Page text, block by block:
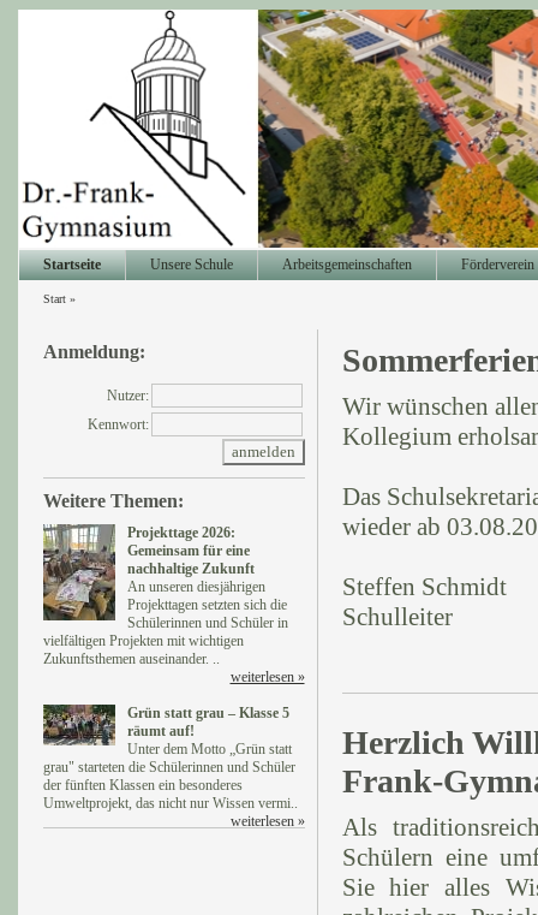
Startseite Unsere Schule Arbeitsgemeinschaften Förderverein
Start»
Anmeldung:
Nutzer:
Kennwort:
Weitere Themen:
Projekttage 2026:
Gemeinsam für eine
nachhaltige Zukunft
An unseren diesjährigen
Projekttagen setzten sich die
Schülerinnen und Schüler in
vielfältigen Projekten mit wichtigen
Zukunftsthemen auseinander. ..
weiterlesen »
Grün statt grau – Klasse 5
räumt auf!
Unter dem Motto „Grün statt
grau" starteten die Schülerinnen und Schüler
der fünften Klassen ein besonderes
Umweltprojekt, das nicht nur Wissen vermi..
weiterlesen »
Wir wünschen
Kollegium
Das
wieder ab
Steffen Schmidt
Schulleiter
Herzlich
Frank-
Als
Schülern eine
Sie hier alles